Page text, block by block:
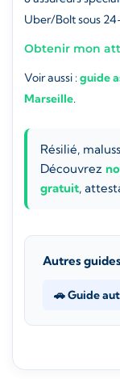
Uber/Bolt sous
Obtenir mon
Voir aussi :guide
Marseille.
Résilié,
Découvrez
gratuit,
Autres
🚗 Guide